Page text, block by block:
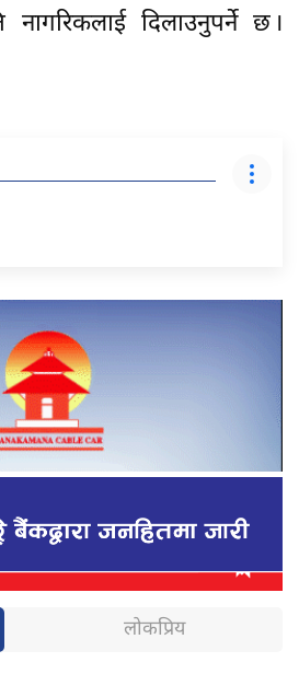
नागरिकलाई दिलाउनुपर्ने छ ।
लोकप्रिय